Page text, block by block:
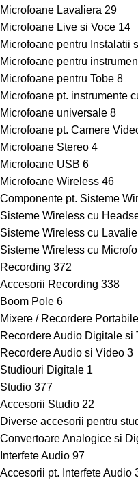
Microfoane Lavaliera 29
Microfoane Live si Voce 14
Microfoane pentru Instalatii
Microfoane pentru
Microfoane pentru Tobe 8
Microfoane pt. instrumente
Microfoane universale 8
Microfoane pt. Camere
Microfoane Stereo 4
Microfoane USB 6
Microfoane Wireless 46
Componente pt. Sisteme
Sisteme Wireless cu
Sisteme Wireless cu
Sisteme Wireless cu
Recording 372
Accesorii Recording 338
Boom Pole 6
Mixere / Recordere
Recordere Audio Digitale si
Recordere Audio si Video 3
Studiouri Digitale 1
Studio 377
Accesorii Studio 22
Diverse accesorii pentru
Convertoare Analogice si
Interfete Audio 97
Accesorii pt. Interfete Audio